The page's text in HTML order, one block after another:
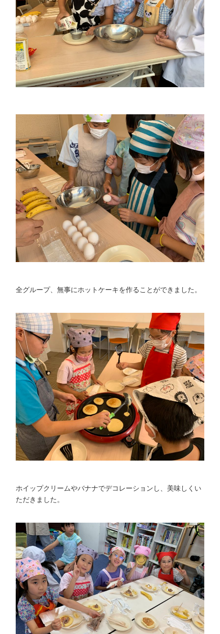
全グループ、無事にホットケーキを作ることができました。
ホイップクリームやバナナでデコレーションし、美味しくい
ただきました。